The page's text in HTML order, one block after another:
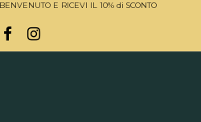
E RICEVI IL 10% di SCONTO